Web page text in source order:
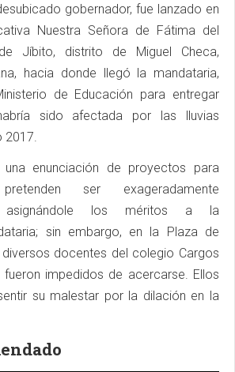
gobernador, fue lanzado en
Nuestra Señora de Fátima del
Jíbito, distrito de Miguel Checa,
hacia donde llegó la mandataria,
de Educación para entregar
sido afectada por las lluvias
2017.
enunciación de proyectos para
ser exageradamente
asignándole los méritos a la
sin embargo, en la Plaza de
docentes del colegio Cargos
fueron impedidos de acercarse. Ellos
su malestar por la dilación en la